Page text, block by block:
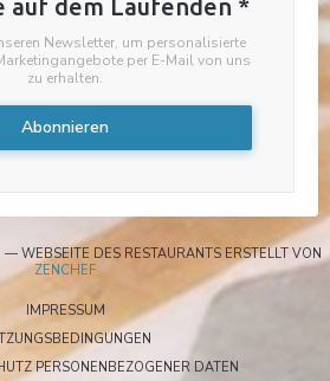
auf dem Laufenden *
Newsletter, um personalisierte
per E-Mail von uns
zu erhalten.
Abonnieren
WEBSEITE DES RESTAURANTS ERSTELLT VON
ZENCHEF((ÖFFNET EIN NEUES FENSTER))
IMPRESSUM((ÖFFNET EIN NEUES FENSTER))
PERSONENBEZOGENER DATEN